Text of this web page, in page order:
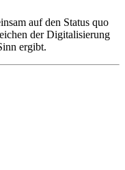
auf den Status quo
der Digitalisierung
ergibt.